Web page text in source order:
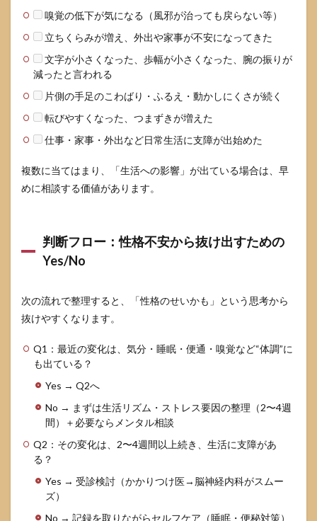
嗅覚の低下が気になる（風邪が治っても戻らない等）
立ちくらみが増え、外出や家事が不安になってきた
文字が小さくなった、歩幅が小さくなった、腕の振りが
減ったと言われる
片側の手足のこわばり・ふるえ・動かしにくさが続く
転びやすくなった、つまずきが増えた
仕事・家事・外出など日常生活に支障が出始めた
複数に当てはまり、「生活への影響」が出ている場合は、早
めに相談する価値があります。
判断フロー：性格不安から抜け出すための
Yes/No
次の流れで整理すると、「性格のせいかも」という思考から
抜けやすくなります。
Q1：最近の変化は、気分・睡眠・便通・嗅覚など“体調”に
も出ている？
Yes → Q2へ
No → まずは生活リズム・ストレス要因の整理（2〜4週
間）＋必要ならメンタル相談
Q2：その変化は、2〜4週間以上続き、生活に支障があ
る？
Yes → 受診検討（かかりつけ医→脳神経内科がスムー
ズ）
No → 記録を取りながらセルフケア（睡眠・便秘対策）